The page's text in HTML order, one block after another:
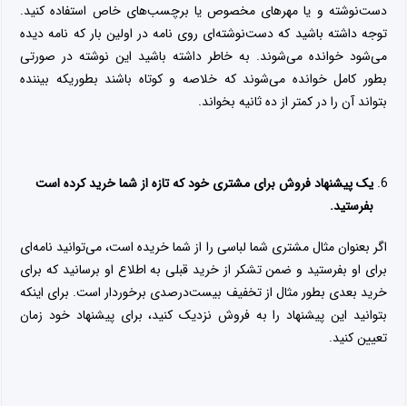
دست‌نوشته و یا مهرهای مخصوص یا برچسب‌های خاص استفاده کنید.
توجه داشته باشید که دست‌نوشته‌ای روی نامه در اولین بار که نامه دیده
می‌شود خوانده می‌شوند. به خاطر داشته باشید این نوشته در صورتی
بطور کامل خوانده می‌شوند که خلاصه و کوتاه باشند بطوریکه بیننده
بتواند آن را در کمتر از ده ثانیه بخواند.
یک پیشنهاد فروش برای مشتری خود که تازه از شما خرید کرده است
بفرستید.
اگر بعنوان مثال مشتری شما لباسی را از شما خریده است، می‌توانید نامه‌ای
برای او بفرستید و ضمن تشکر از خرید قبلی به اطلاع او برسانید که برای
خرید بعدی بطور مثال از تخفیف بیست‌درصدی برخوردار است. برای اینکه
بتوانید این پیشنهاد را به فروش نزدیک کنید، برای پیشنهاد خود زمان
تعیین کنید.